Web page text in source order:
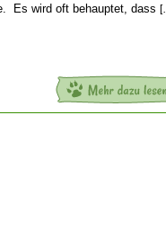
Es wird oft behauptet, dass